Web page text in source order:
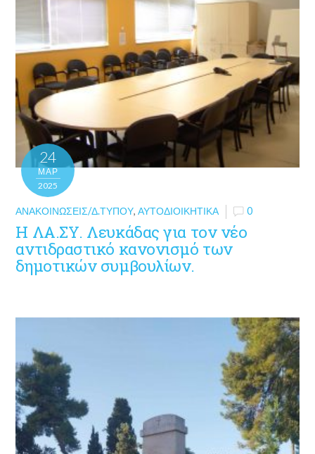
24
ΜΑΡ
2025
ΑΝΑΚΟΙΝΏΣΕΙΣ/Δ.ΤΎΠΟΥ,ΑΥΤΟΔΙΟΙΚΗΤΙΚΆ 0
Η ΛΑ.ΣΥ. Λευκάδας για τον νέο
αντιδραστικό κανονισμό των
δημοτικών συμβουλίων.